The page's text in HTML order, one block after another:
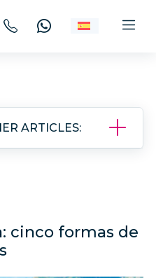
ARTICLES:
cinco formas de